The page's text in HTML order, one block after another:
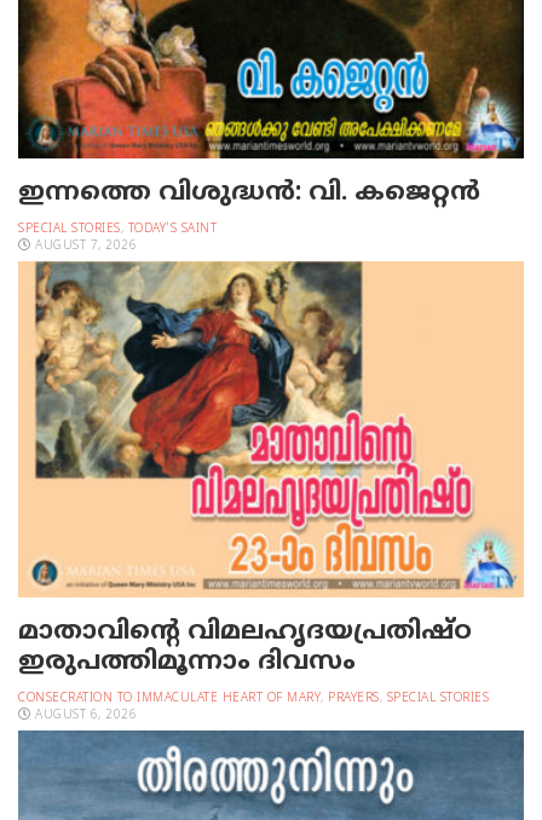
ഇന്നത്തെ വിശുദ്ധന്‍: വി. കജെറ്റന്‍
SPECIAL STORIES, TODAY'S SAINT
AUGUST 7, 2026
മാതാവിന്റെ വിമലഹൃദയപ്രതിഷ്ഠ
ഇരുപത്തിമൂന്നാം ദിവസം
CONSECRATION TO IMMACULATE HEART OF MARY, PRAYERS, SPECIAL STORIES
AUGUST 6, 2026